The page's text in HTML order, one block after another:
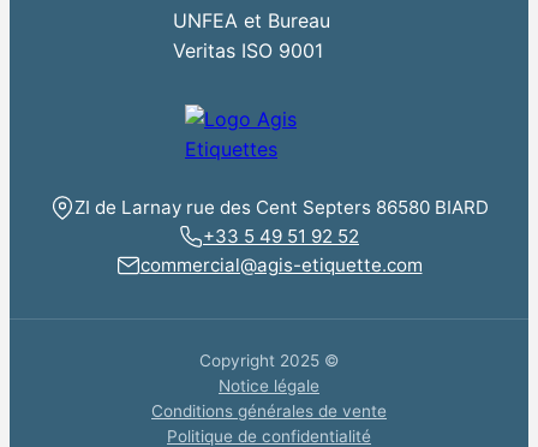
ZI de Larnay rue des Cent Septers 86580 BIARD
+33 5 49 51 92 52
commercial@agis-etiquette.com
Copyright 2025 ©
Notice légale
Conditions générales de vente
Politique de confidentialité